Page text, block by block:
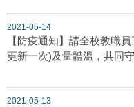
2021-05-14
【防疫通知】請全校教職
更新一次)及量體溫，共同
2021-05-13